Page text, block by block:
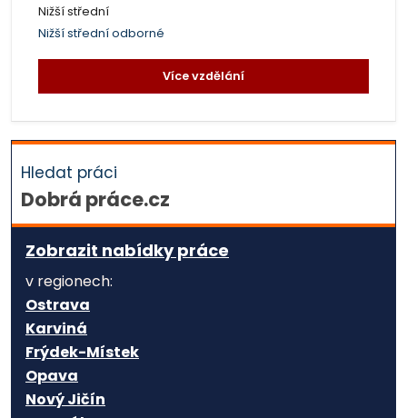
Nižší střední
Nižší střední odborné
Více vzdělání
Hledat práci
Dobrá práce.cz
Zobrazit nabídky práce
v regionech:
Ostrava
Karviná
Frýdek-Místek
Opava
Nový Jičín